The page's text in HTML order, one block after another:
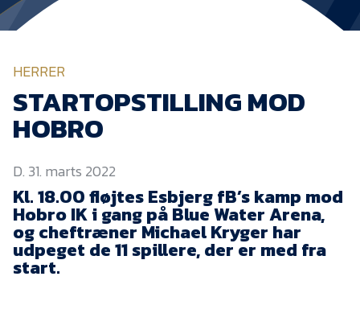
NYHEDER
EfB Akademi
Sydvestjysk Fodbold
Samarbejde
Partnere
HERRER
STARTOPSTILLING MOD
HOBRO
D. 31. marts 2022
Kl. 18.00 fløjtes Esbjerg fB’s kamp mod
Hobro IK i gang på Blue Water Arena,
og cheftræner Michael Kryger har
udpeget de 11 spillere, der er med fra
start.